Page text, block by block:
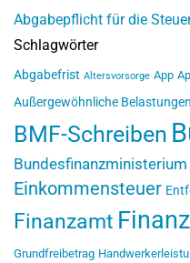
Abgabepflicht für die
Schlagwörter
Abgabefrist Altersvorsorge App
Außergewöhnliche Belastungen
BMF-Schreiben
Bundesfinanzministerium
Einkommensteuer
Finanzamt
Grundfreibetrag